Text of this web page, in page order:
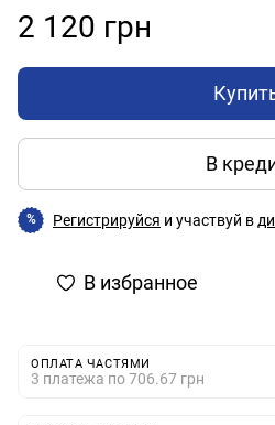
2 120 грн
В
% Регистрируйся и участвуй в
В избранное
ОПЛАТА ЧАСТЯМИ
3 платежа по 706.67 грн